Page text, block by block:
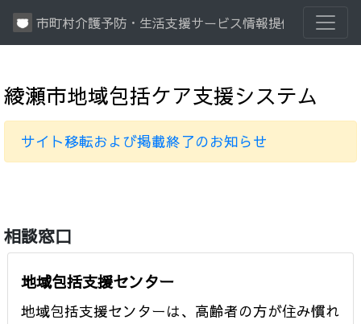
市町村介護予防・生活支援サービス情報提供システム
綾瀬市地域包括ケア支援システム
サイト移転および掲載終了のお知らせ
相談窓口
地域包括支援センター
地域包括支援センターは、高齢者の方が住み慣れ